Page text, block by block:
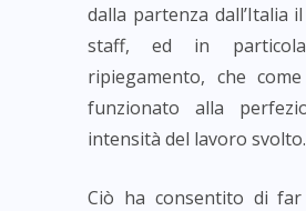
dalla partenza dall’Italia
staff, ed in
ripiegamento, che
funzionato alla
intensità del lavoro svolto.
Ciò ha consentito di